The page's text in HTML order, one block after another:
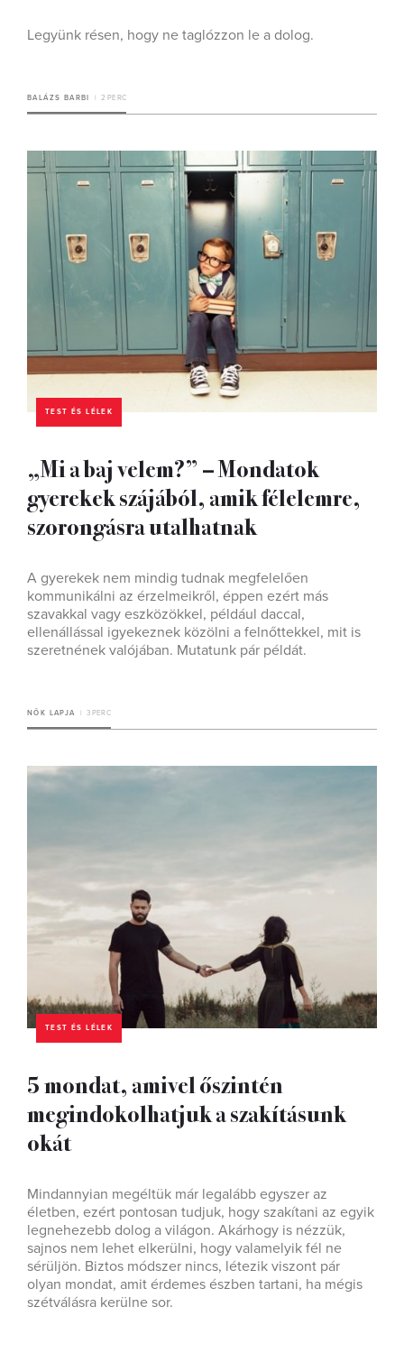
Legyünk résen, hogy ne taglózzon le a dolog.
BALÁZS BARBI 2 PERC
TEST ÉS LÉLEK
„Mi a baj velem?” – Mondatok
gyerekek szájából, amik félelemre,
szorongásra utalhatnak
A gyerekek nem mindig tudnak megfelelően
kommunikálni az érzelmeikről, éppen ezért más
szavakkal vagy eszközökkel, például daccal,
ellenállással igyekeznek közölni a felnőttekkel, mit is
szeretnének valójában. Mutatunk pár példát.
NŐK LAPJA 3 PERC
TEST ÉS LÉLEK
5 mondat, amivel őszintén
megindokolhatjuk a szakításunk
okát
Mindannyian megéltük már legalább egyszer az
életben, ezért pontosan tudjuk, hogy szakítani az egyik
legnehezebb dolog a világon. Akárhogy is nézzük,
sajnos nem lehet elkerülni, hogy valamelyik fél ne
sérüljön. Biztos módszer nincs, létezik viszont pár
olyan mondat, amit érdemes észben tartani, ha mégis
szétválásra kerülne sor.